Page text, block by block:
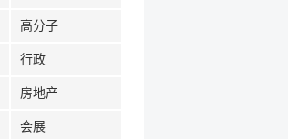
高分子
行政
房地产
会展